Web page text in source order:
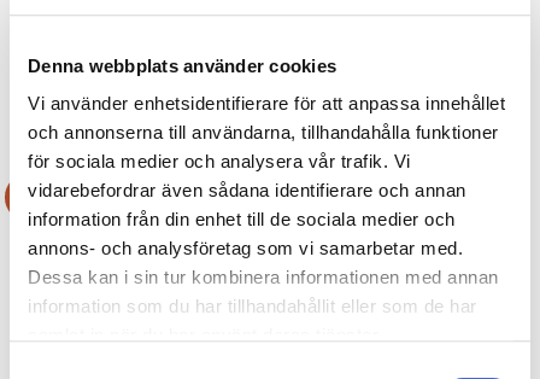
Denna webbplats använder cookies
Vi använder enhetsidentifierare för att anpassa innehållet
och annonserna till användarna, tillhandahålla funktioner
för sociala medier och analysera vår trafik. Vi
vidarebefordrar även sådana identifierare och annan
information från din enhet till de sociala medier och
annons- och analysföretag som vi samarbetar med.
Dessa kan i sin tur kombinera informationen med annan
information som du har tillhandahållit eller som de har
299kr Det
ursprungliga
var:
299 kr.
100
nuvarande
är:
100 kr.
Rea!